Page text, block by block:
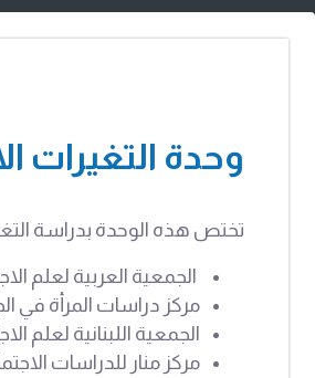
وحدة التغيرات
تختص هذه الوحدة بدراسة
الجمعية العربية لعلم
مركز دراسات المرأة في
الجمعية اللبنانية لعلم
مركز منار للدراسات